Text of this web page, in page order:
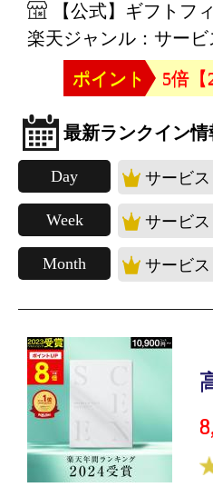
【公式】ギフトフ
楽天ジャンル：サー
ポイント
5倍【
最新ランクイン情
Day サービ
Week サービ
Month サービ